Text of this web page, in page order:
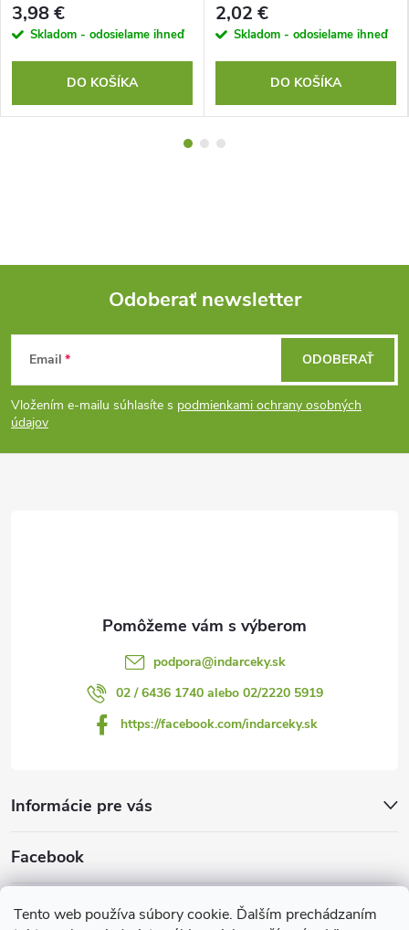
Tento web používa súbory cookie. Ďalším prechádzaním
3,98 €
Skladom - odosielame ihneď
DO KOŠÍKA
2,02 €
Skladom - odosielame ihneď
DO KOŠÍKA
Z
á
p
Odoberať newsletter
Email
Vložením e-mailu súhlasíte s podmienkami ochrany osobných
údajov
ODOBERAŤ
podpora@indarceky.sk
02 / 6436 1740 alebo 02/2220 5919
https://facebook.com/indarceky.sk
Informácie pre vás
Facebook
Prijímame online platby